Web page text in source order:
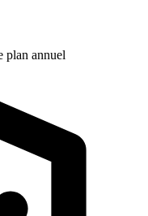
plan annuel